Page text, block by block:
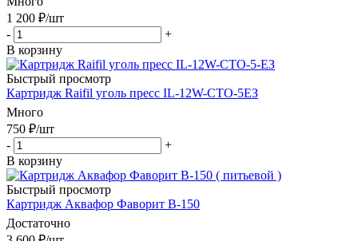
1 200 ₽/шт
-
+
В корзину
Быстрый просмотр
Картридж Raifil уголь пресс IL-12W-СТО-5ЕЗ
Много
750 ₽/шт
-
+
В корзину
Быстрый просмотр
Картридж Аквафор Фаворит В-150
Достаточно